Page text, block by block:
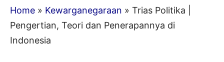
Home » Kewarganegaraan » Trias Politika |
Pengertian, Teori dan Penerapannya di
Indonesia